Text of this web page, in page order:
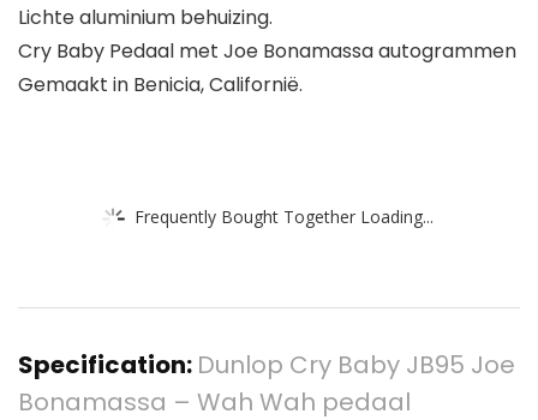
Lichte aluminium behuizing.
Cry Baby Pedaal met Joe Bonamassa autogrammen
Gemaakt in Benicia, Californië.
Frequently Bought Together Loading...
Specification: Dunlop Cry Baby JB95 Joe
Bonamassa – Wah Wah pedaal